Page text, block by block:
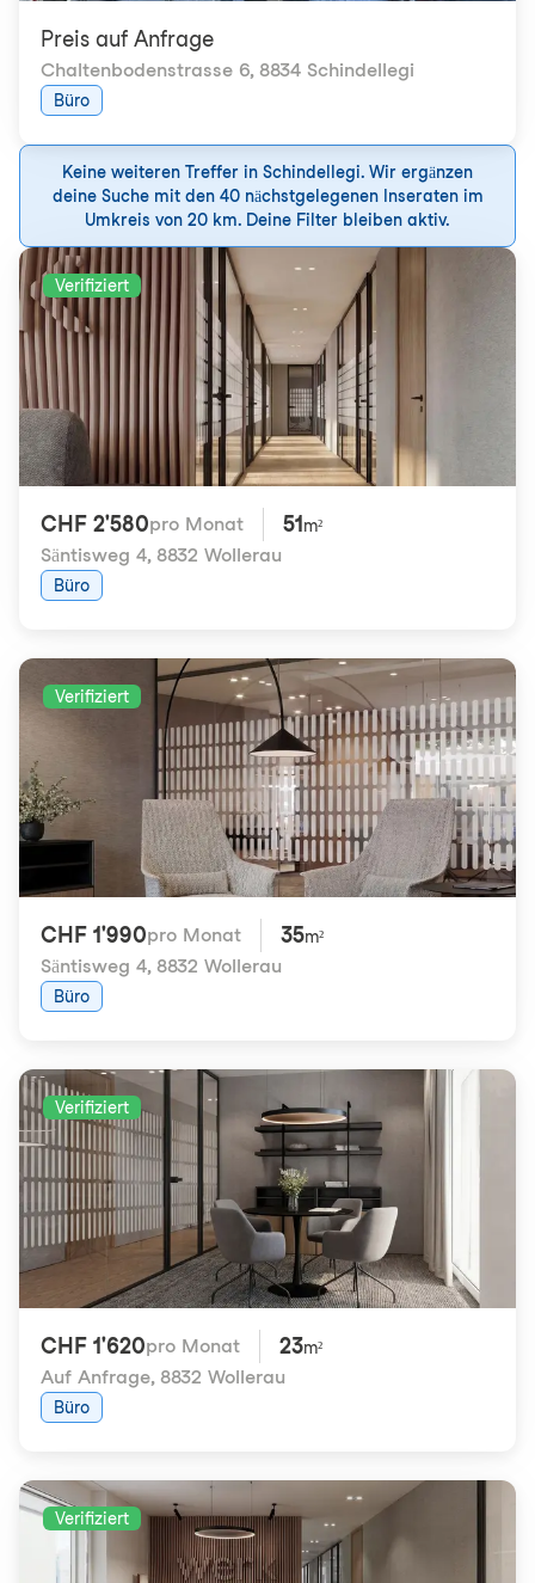
Preis auf Anfrage
Chaltenbodenstrasse 6, 8834 Schindellegi
Büro
Keine weiteren Treffer in Schindellegi. Wir ergänzen
deine Suche mit den 40 nächstgelegenen Inseraten im
Umkreis von 20 km. Deine Filter bleiben aktiv.
Verifiziert
CHF 2'580pro Monat 51 m²
Säntisweg 4, 8832 Wollerau
Büro
Verifiziert
CHF 1'990pro Monat 35m²
Säntisweg 4, 8832 Wollerau
Büro
Verifiziert
CHF 1'620pro Monat 23m²
Auf Anfrage, 8832 Wollerau
Büro
Verifiziert